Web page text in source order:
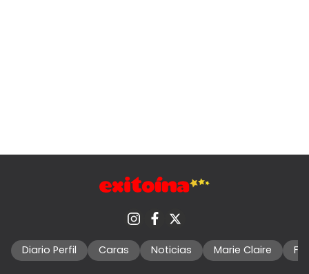
Diario Perfil Caras Noticias Marie Claire